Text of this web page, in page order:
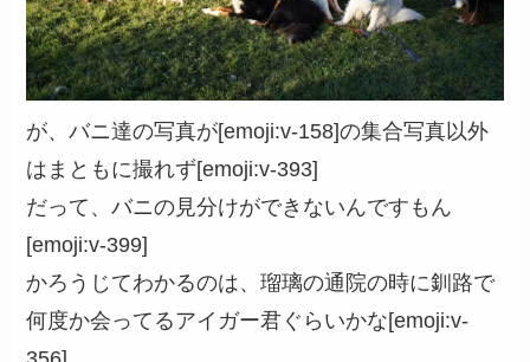
が、バニ達の写真が[emoji:v-158]の集合写真以外
はまともに撮れず[emoji:v-393]
だって、バニの見分けができないんですもん
[emoji:v-399]
かろうじてわかるのは、瑠璃の通院の時に釧路で
何度か会ってるアイガー君ぐらいかな[emoji:v-